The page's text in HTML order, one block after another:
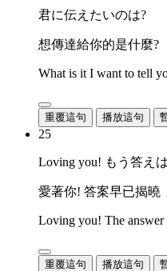
君に伝えたいのは?
想傳達給你的是什麼?
What is it I want to tell
重覆這句 播放這句
25
Loving you! もう答え
愛著你! 答案早已揭曉
Loving you! The answer
重覆這句 播放這句